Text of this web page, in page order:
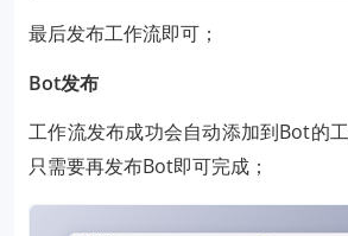
最后发布工作流即可；
Bot发布
工作流发布成功会自动添加到Bot的
只需要再发布Bot即可完成；